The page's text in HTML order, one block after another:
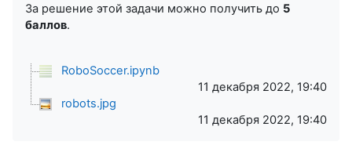
За решение этой задачи можно получить до 5
баллов.
RoboSoccer.ipynb
11 декабря 2022, 19:40
robots.jpg
11 декабря 2022, 19:40